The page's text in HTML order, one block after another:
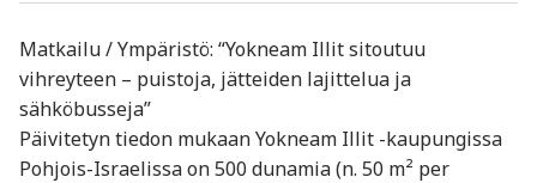
Matkailu / Ympäristö: “Yokneam Illit sitoutuu
vihreyteen – puistoja, jätteiden lajittelua ja
sähköbusseja”
Päivitetyn tiedon mukaan Yokneam Illit -kaupungissa
Pohjois-Israelissa on 500 dunamia (n. 50 m² per